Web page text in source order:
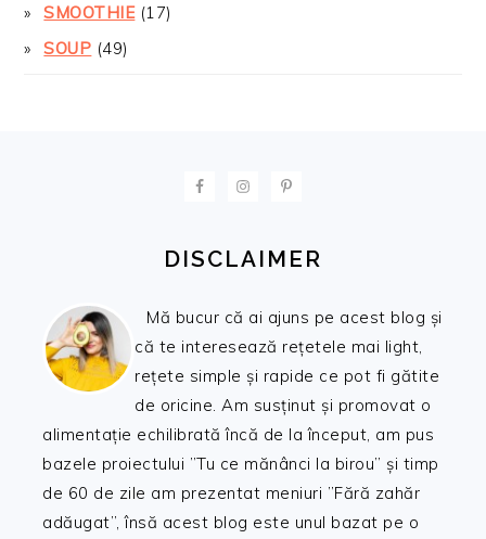
SMOOTHIE(17)
SOUP (49)
DISCLAIMER
Mă bucur că ai ajuns pe acest blog și
că te interesează rețetele mai light,
rețete simple și rapide ce pot fi gătite
de oricine. Am susținut și promovat o
alimentație echilibrată încă de la început, am pus
bazele proiectului ”Tu ce mănânci la birou” și timp
de 60 de zile am prezentat meniuri ”Fără zahăr
adăugat”, însă acest blog este unul bazat pe o